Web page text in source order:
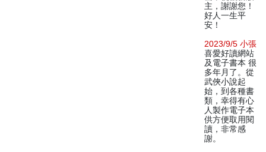
主，謝謝您！
好人一生平
安！
2023/9/5 小張
喜愛好讀網站
及電子書本 很
多年月了。從
武俠小說起
始，到各種書
類，幸得有心
人製作電子本
供方便取用閱
讀，非常感
謝。